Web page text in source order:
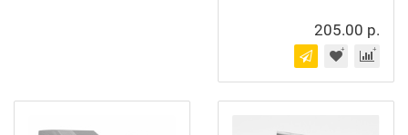
205.00 р.